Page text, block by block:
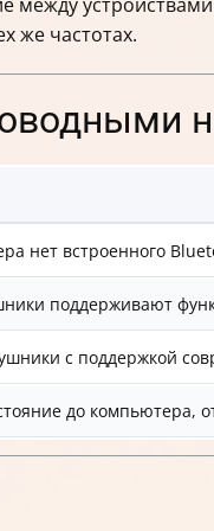
же частотах.
нет встроенного
поддерживают
с поддержкой
до компьютера,